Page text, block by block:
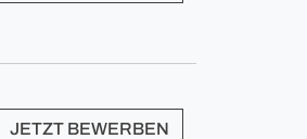
JETZT BEWERBEN